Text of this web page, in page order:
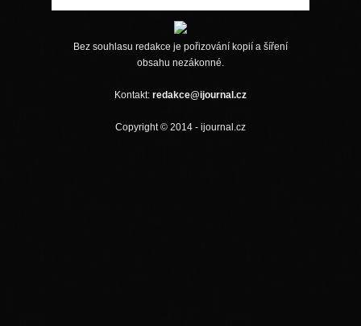
Bez souhlasu redakce je pořizování kopií a šíření
obsahu nezákonné.
Kontakt: redakce@ijournal.cz
Copyright © 2014 - ijournal.cz